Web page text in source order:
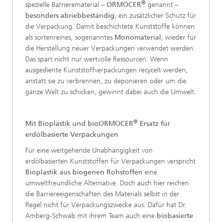
spezielle Barrierematerial – ORMOCER® genannt –
besonders abriebbeständig, ein zusätzlicher Schutz für
die Verpackung. Damit beschichtete Kunststoffe können
als sortenreines, sogenanntes Monomaterial , wieder für
die Herstellung neuer Verpackungen verwendet werden.
Das spart nicht nur wertvolle Ressourcen. Wenn
ausgediente Kunststoffverpackungen recycelt werden,
anstatt sie zu verbrennen, zu deponieren oder um die
ganze Welt zu schicken, gewinnt dabei auch die Umwelt.
Mit Bioplastik und bioORMOCER® Ersatz für
erdölbasierte Verpackungen
Für eine weitgehende Unabhängigkeit von
erdölbasierten Kunststoffen für Verpackungen verspricht
Bioplastik aus biogenen Rohstoffen eine
umweltfreundliche Alternative. Doch auch hier reichen
die Barriereeigenschaften des Materials selbst in der
Regel nicht für Verpackungszwecke aus. Dafür hat Dr.
Amberg-Schwab mit ihrem Team auch eine biobasierte